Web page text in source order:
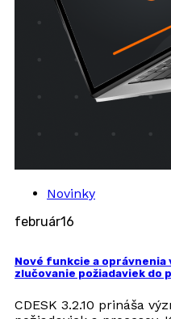
Novinky
február16
Nové funkcie a oprávnenia
zlučovanie požiadaviek do
CDESK 3.2.10 prináša